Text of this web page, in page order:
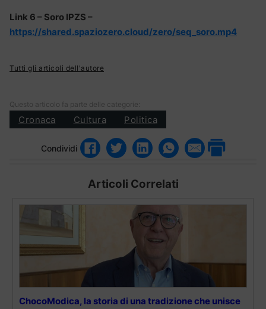
Link 6 – Soro IPZS –
https://shared.spaziozero.cloud/zero/seq_soro.mp4
Tutti gli articoli dell'autore
Questo articolo fa parte delle categorie:
Cronaca Cultura Politica
Condividi
Articoli Correlati
ChocoModica, la storia di una tradizione che unisce